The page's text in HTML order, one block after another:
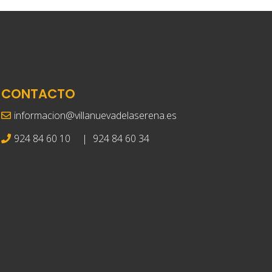
CONTACTO
informacion@villanuevadelaserena.es
924 84 60 10
| 924 84 60 34